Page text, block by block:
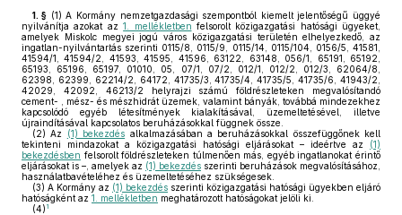
1. § (1) A Kormány nemzetgazdasági szempontból kiemelt jelentőségű üggyé
nyilvánítja azokat az1. mellékletben felsorolt közigazgatási hatósági ügyeket,
amelyek Miskolc megyei jogú város közigazgatási területén elhelyezkedő, az
ingatlan-nyilvántartás szerinti 0115/8, 0115/9, 0115/14, 0115/104, 0156/5, 41581,
41594/1, 41594/2, 41593, 41595, 41596, 63122, 63148, 056/1, 65191, 65192,
65193, 65196, 65197, 01010, 05, 07/1, 07/2, 012/1, 012/2, 012/3, 62064/8,
62398, 62399, 62214/2, 64172, 41735/3, 41735/4, 41735/5, 41735/6, 41943/2,
42029, 42092, 46213/2 helyrajzi számú földrészleteken megvalósítandó
cement- , mész- és mészhidrát üzemek, valamint bányák, továbbá mindezekhez
kapcsolódó egyéb létesítmények kialakításával, üzemeltetésével, illetve
újraindításával kapcsolatos beruházásokkal függnek össze.
(2) Az (1) bekezdés alkalmazásában a beruházásokkal összefüggőnek kell
tekinteni mindazokat a közigazgatási hatósági eljárásokat – ideértve az (1)
bekezdésben felsorolt földrészleteken túlmenően más, egyéb ingatlanokat érintő
eljárásokat is –, amelyek az (1) bekezdés szerinti beruházások megvalósításához,
használatbavételéhez és üzemeltetéséhez szükségesek.
(3) A Kormány az (1) bekezdés szerinti közigazgatási hatósági ügyekben eljáró
hatóságként az 1. mellékletben meghatározott hatóságokat jelöli ki.
(4) 1